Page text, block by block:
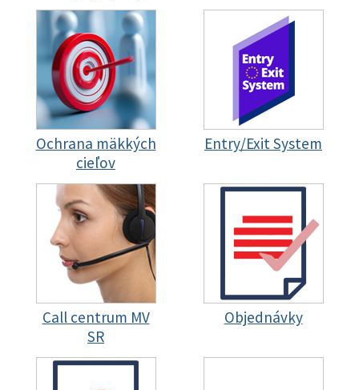
Ochrana mäkkých
cieľov
Entry/Exit System
Call centrum MV
SR
Objednávky